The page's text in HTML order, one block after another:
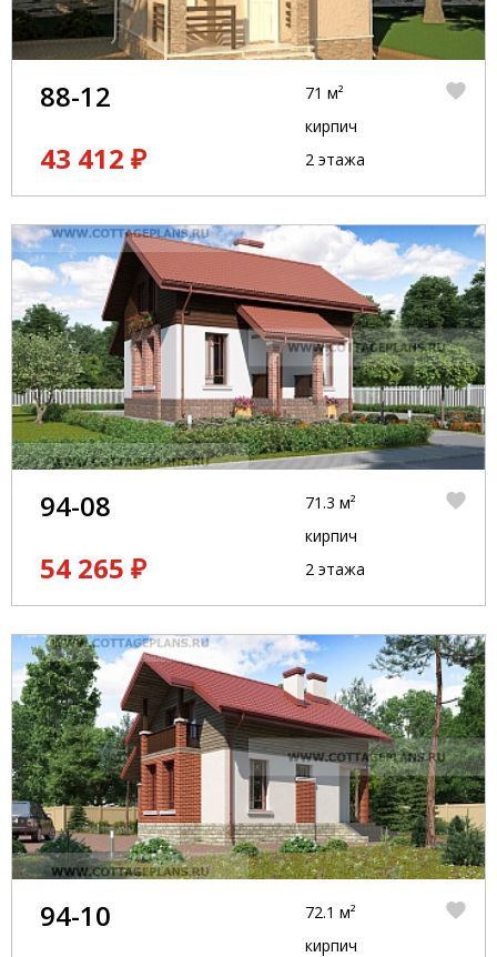
88-12
43 412 ₽
71 м²
кирпич
2 этажа
94-08
54 265 ₽
71.3 м²
кирпич
2 этажа
94-10
72.1 м²
кирпич